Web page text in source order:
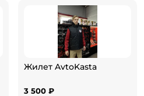
Жилет AvtoKasta
3 500 ₽